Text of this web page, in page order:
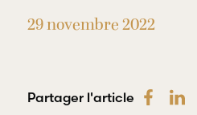
Droit du
RBD Avocats
29 novembre 2022
Partager l'article